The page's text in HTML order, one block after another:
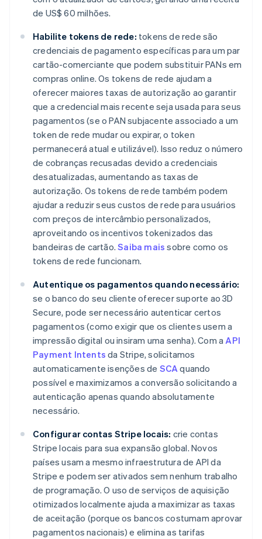
de US$ 60 milhões.
Habilite tokens de rede: tokens de rede são
credenciais de pagamento específicas para um par
cartão-comerciante que podem substituir PANs em
compras online. Os tokens de rede ajudam a
oferecer maiores taxas de autorização ao garantir
que a credencial mais recente seja usada para seus
pagamentos (se o PAN subjacente associado a um
token de rede mudar ou expirar, o token
permanecerá atual e utilizável). Isso reduz o número
de cobranças recusadas devido a credenciais
desatualizadas, aumentando as taxas de
autorização. Os tokens de rede também podem
ajudar a reduzir seus custos de rede para usuários
com preços de intercâmbio personalizados,
aproveitando os incentivos tokenizados das
bandeiras de cartão.Saiba mais sobre como os
tokens de rede funcionam.
Autentique os pagamentos quando necessário:
se o banco do seu cliente oferecer suporte ao 3D
Secure, pode ser necessário autenticar certos
pagamentos (como exigir que os clientes usem a
impressão digital ou insiram uma senha). Com a API
Payment Intents da Stripe, solicitamos
automaticamente isenções de SCA quando
possível e maximizamos a conversão solicitando a
autenticação apenas quando absolutamente
necessário.
Configurar contas Stripe locais: crie contas
Stripe locais para sua expansão global. Novos
países usam a mesmo infraestrutura de API da
Stripe e podem ser ativados sem nenhum trabalho
de programação. O uso de serviços de aquisição
otimizados localmente ajuda a maximizar as taxas
de aceitação (porque os bancos costumam aprovar
pagamentos nacionais) e elimina as tarifas